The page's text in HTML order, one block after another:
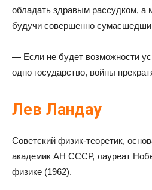
обладать здравым рассудком, а
будучи совершенно
— Если не будет возможности
одно государство, войны
Лев Ландау
Советский физик-теоретик,
академик АН СССР, лауреат
физике (1962).